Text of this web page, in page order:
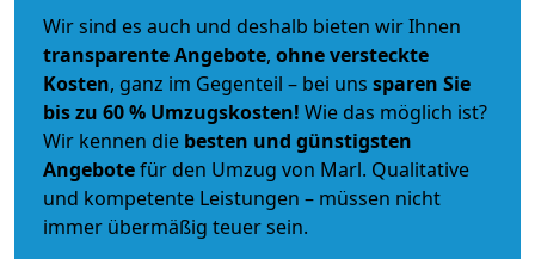
Wir sind es auch und deshalb bieten wir Ihnen
transparente Angebote, ohne versteckte
Kosten, ganz im Gegenteil – bei uns sparen Sie
bis zu 60 % Umzugskosten! Wie das möglich ist?
Wir kennen die besten und günstigsten
Angebotefür den Umzug von Marl. Qualitative
und kompetente Leistungen – müssen nicht
immer übermäßig teuer sein.